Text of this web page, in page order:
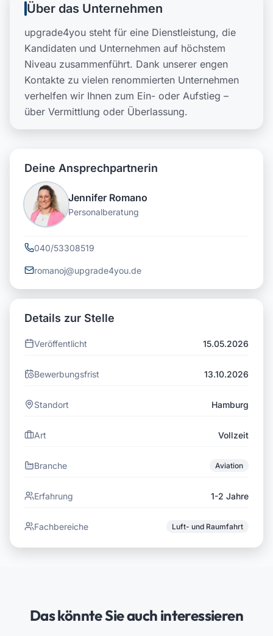
Über das Unternehmen
upgrade4you steht für eine Dienstleistung, die
Kandidaten und Unternehmen auf höchstem
Niveau zusammenführt. Dank unserer engen
Kontakte zu vielen renommierten Unternehmen
verhelfen wir Ihnen zum Ein- oder Aufstieg –
über Vermittlung oder Überlassung.
Deine Ansprechpartnerin
Jennifer Romano
Personalberatung
040/53308519
romanoj@upgrade4you.de
Details zur Stelle
Veröffentlicht 15.05.2026
Bewerbungsfrist 13.10.2026
Standort Hamburg
Art Vollzeit
Branche Aviation
Erfahrung 1-2 Jahre
Fachbereiche Luft- und Raumfahrt
Das könnte Sie auch interessieren